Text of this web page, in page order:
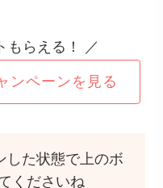
もらえる！ ／
ンペーンを見る
した状態で上のボ
くださいね